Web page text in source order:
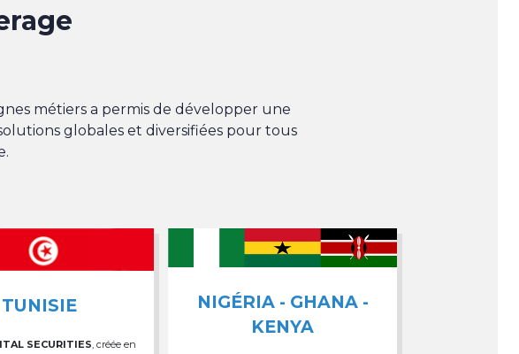
métiers a permis de développer une
globales et diversifiées pour tous
TUNISIE
SECURITIES , créée en
NIGÉRIA - GHANA -
KENYA